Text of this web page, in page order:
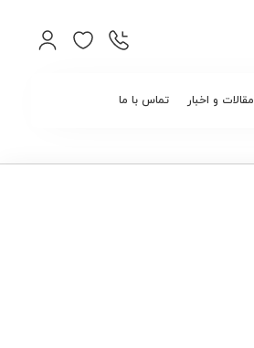
مقالات و اخبار تماس با ما